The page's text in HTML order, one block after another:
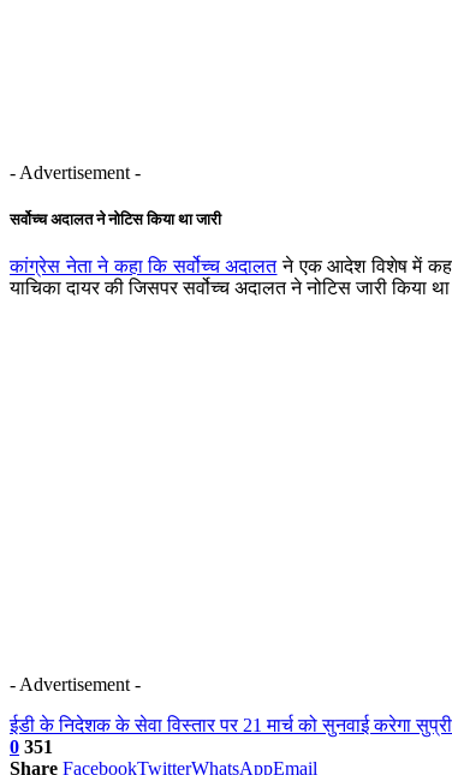
- Advertisement -
सर्वोच्च अदालत ने नोटिस किया था जारी
कांग्रेस नेता ने कहा कि सर्वोच्च अदालतने एक आदेश विशेष में कहा
याचिका दायर की जिसपर सर्वोच्च अदालत ने नोटिस जारी
- Advertisement -
ईडी के निदेशक के सेवा विस्तार पर 21 मार्च को सुनवाई करेगा
0 351
Share FacebookTwitterWhatsAppEmail